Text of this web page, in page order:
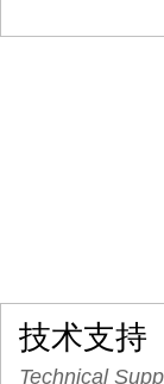
技术支持
Technical